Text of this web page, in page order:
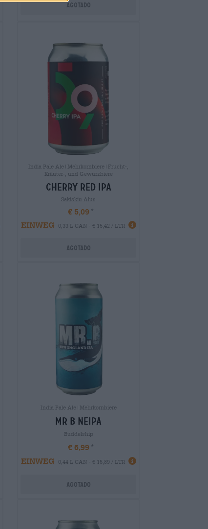
Agotado
India Pale Ale|Mehrkornbiere|Frucht-,
Kräuter-, und Gewürzbiere
cherry red ipa
Sakiskiu Alus
€ 5,09
EINWEG
0,33 L CAN - € 15,42 / LTR
Agotado
India Pale Ale|Mehrkornbiere
mr b neipa
Buddelship
€ 6,99
EINWEG
0,44 L CAN - € 15,89 / LTR
Agotado